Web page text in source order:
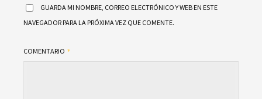
GUARDA MI NOMBRE, CORREO ELECTRÓNICO Y WEB EN ESTE
NAVEGADOR PARA LA PRÓXIMA VEZ QUE COMENTE.
COMENTARIO